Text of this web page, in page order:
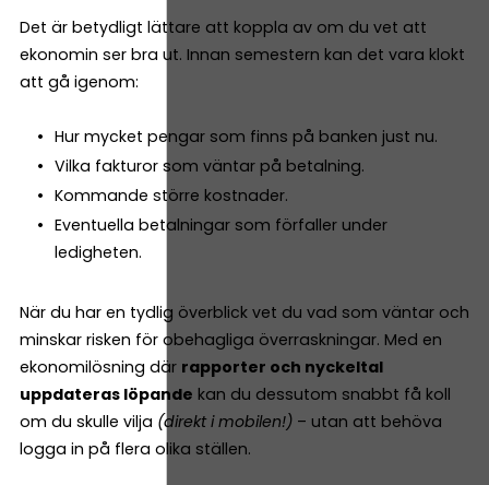
Det är betydligt lättare att koppla av om du vet att
ekonomin ser bra ut. Innan semestern kan det vara klokt
att gå igenom:
Hur mycket pengar som finns på banken just nu.
Vilka fakturor som väntar på betalning.
Kommande större kostnader.
Eventuella betalningar som förfaller under
ledigheten.
När du har en tydlig överblick vet du vad som väntar och
minskar risken för obehagliga överraskningar. Med en
ekonomilösning där rapporter och nyckeltal
uppdateras löpande kan du dessutom snabbt få koll
om du skulle vilja (direkt i mobilen!) – utan att behöva
logga in på flera olika ställen.